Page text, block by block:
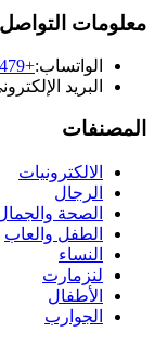
معلومات التواصل
الواتساب:+601125608479
البريد
المصنفات
الالكترونيات
الرجال
الصحة
الطفل والعاب
النساء
لنزمارت
الأطفال
الجوارب